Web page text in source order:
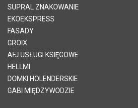
SUPRAL ZNAKOWANIE
EKOEKSPRESS
FASADY
GROIX
AFJ USŁUGI KSIĘGOWE
HELLMI
DOMKI HOLENDERSKIE
GABI MIĘDZYWODZIE